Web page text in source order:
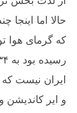
حالا اما
که گرمای هوا
ایران نیست